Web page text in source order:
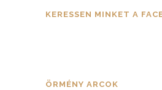
KERESSEN MINKET A
ÖRMÉNY ARCOK